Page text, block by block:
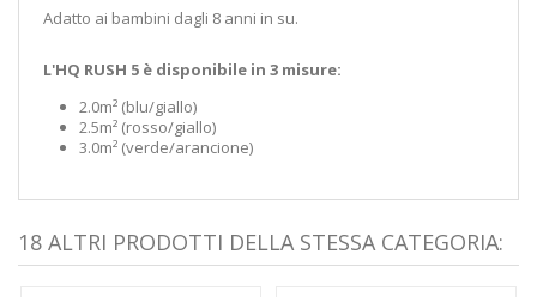
Adatto ai bambini dagli 8 anni in su.
L'HQ RUSH 5 è disponibile in 3 misure:
2.0m² (blu/giallo)
2.5m² (rosso/giallo)
3.0m² (verde/arancione)
18 ALTRI PRODOTTI DELLA STESSA CATEGORIA: